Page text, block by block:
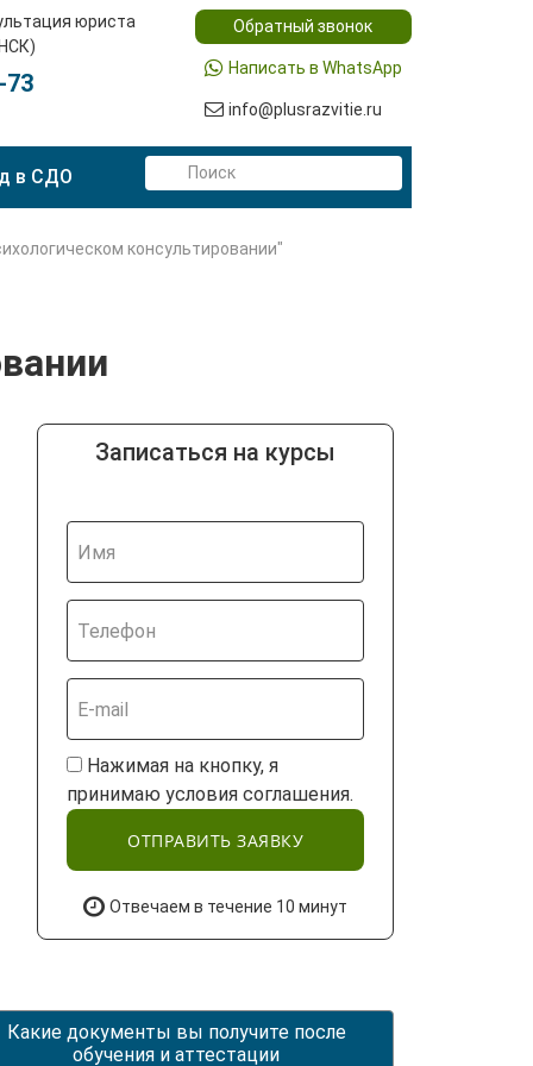
юриста
73
Обратный звонок
Написать в WhatsApp
info@plusrazvitie.ru
в СДО
консультировании"
Записаться на курсы
Нажимая на кнопку, я
принимаю условия соглашения.
ОТПРАВИТЬ ЗАЯВКУ
Отвечаем в течение 10 минут
Какие документы вы получите после
обучения и аттестации